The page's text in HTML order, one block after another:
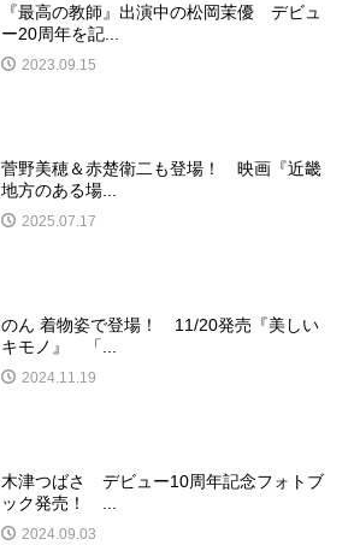
『最高の教師』出演中の松岡茉優 デビュ
ー20周年を記...
2023.09.15
菅野美穂＆赤楚衛二も登場！ 映画『近畿
地方のある場...
2025.07.17
のん 着物姿で登場！ 11/20発売『美しい
キモノ』 「...
2024.11.19
木津つばさ デビュー10周年記念フォトブ
ック発売！ ...
2024.09.03